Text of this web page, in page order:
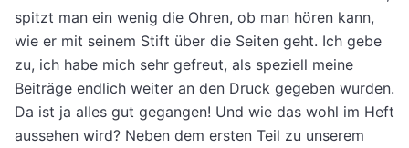
spitzt man ein wenig die Ohren, ob man hören kann,
wie er mit seinem Stift über die Seiten geht. Ich gebe
zu, ich habe mich sehr gefreut, als speziell meine
Beiträge endlich weiter an den Druck gegeben wurden.
Da ist ja alles gut gegangen! Und wie das wohl im Heft
aussehen wird? Neben dem ersten Teil zu unserem